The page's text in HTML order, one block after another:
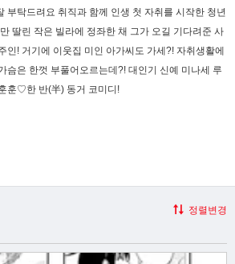
생 첫 자취를 시작한 청년
딸린 작은 빌라에 정좌한 채 그가 오길 기다려준 사
인! 거기에 이웃집 미인 아가씨도 가세?! 자취생활에
풀어오르는데?! 대인기 신예 미나세 루
훈♡한 반(半) 동거 코미디!
정렬변경